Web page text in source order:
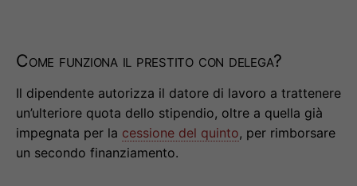
Come funziona il prestito con delega?
Il dipendente autorizza il datore di lavoro a trattenere
un’ulteriore quota dello stipendio, oltre a quella già
impegnata per la cessione del quinto, per rimborsare
un secondo finanziamento.